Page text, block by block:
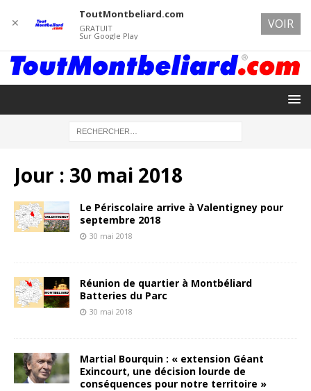
Jour : 30 mai 2018
Le Périscolaire arrive à Valentigney pour
septembre 2018
30 mai 2018
Réunion de quartier à Montbéliard
Batteries du Parc
30 mai 2018
Martial Bourquin : « extension Géant
Exincourt, une décision lourde de
conséquences pour notre territoire »
✕
ToutMontbeliard.com
GRATUIT
Sur Google Play
VOIR